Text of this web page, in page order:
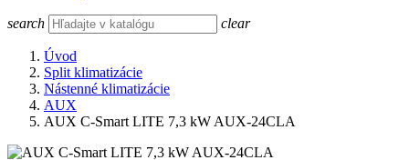
search clear
Úvod
Split klimatizácie
Nástenné klimatizácie
AUX
AUX C-Smart LITE 7,3 kW AUX-24CLA